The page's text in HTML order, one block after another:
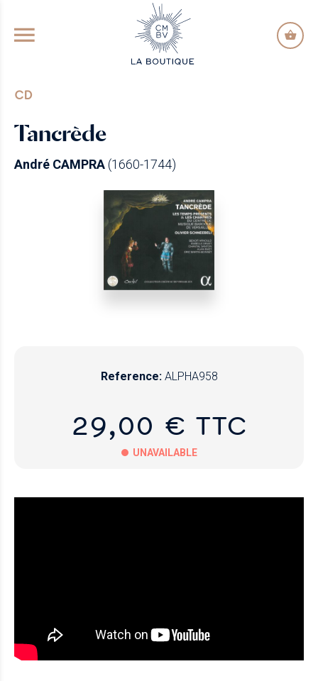
GO TO PRINCIPAL CONTENT
CD
Tancrède
André CAMPRA(1660-1744)
Reference: ALPHA958
29,00 € TTC
UNAVAILABLE